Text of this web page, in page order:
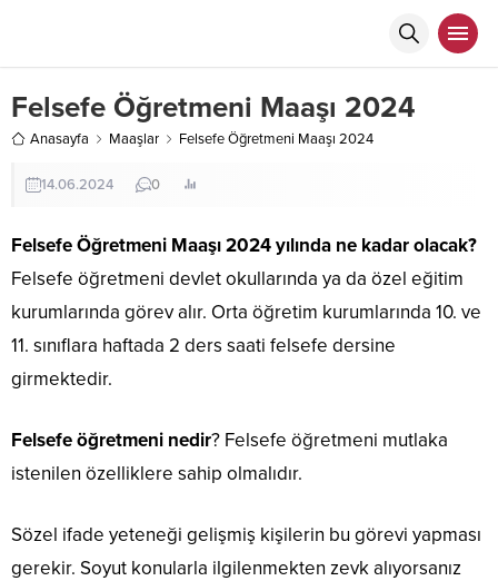
Felsefe Öğretmeni Maaşı 2024
Anasayfa Maaşlar Felsefe Öğretmeni Maaşı 2024
14.06.2024 0
Felsefe Öğretmeni Maaşı 2024 yılında ne kadar olacak?
Felsefe öğretmeni devlet okullarında ya da özel eğitim
kurumlarında görev alır. Orta öğretim kurumlarında 10. ve
11. sınıflara haftada 2 ders saati felsefe dersine
girmektedir.
Felsefe öğretmeni nedir? Felsefe öğretmeni mutlaka
istenilen özelliklere sahip olmalıdır.
Sözel ifade yeteneği gelişmiş kişilerin bu görevi yapması
gerekir. Soyut konularla ilgilenmekten zevk alıyorsanız